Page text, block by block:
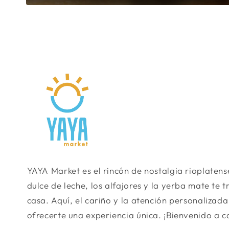
YAYA Market es el rincón de nostalgia
dulce de leche, los alfajores y la yerba mate te
casa. Aquí, el cariño y la atención
ofrecerte una experiencia única. ¡Bienvenido a